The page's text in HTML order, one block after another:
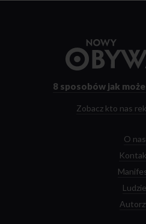
8 sposobów jak
Zobacz kto nas
O nas
Ludzie